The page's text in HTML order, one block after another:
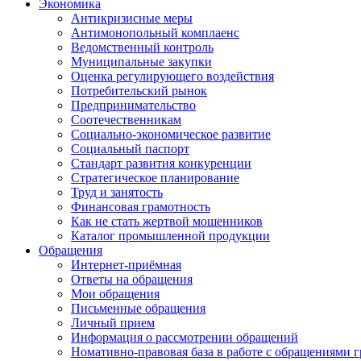
Экономика
Антикризисные меры
Антимонопольный комплаенс
Ведомственный контроль
Муниципальные закупки
Оценка регулирующего воздействия
Потребительский рынок
Предпринимательство
Соотечественникам
Социально-экономическое развитие
Социальный паспорт
Стандарт развития конкуренции
Стратегическое планирование
Труд и занятость
Финансовая грамотность
Как не стать жертвой мошенников
Каталог промышленной продукции
Обращения
Интернет-приёмная
Ответы на обращения
Мои обращения
Письменные обращения
Личный прием
Информация о рассмотрении обращений
Номативно-правовая база в работе с обращениями